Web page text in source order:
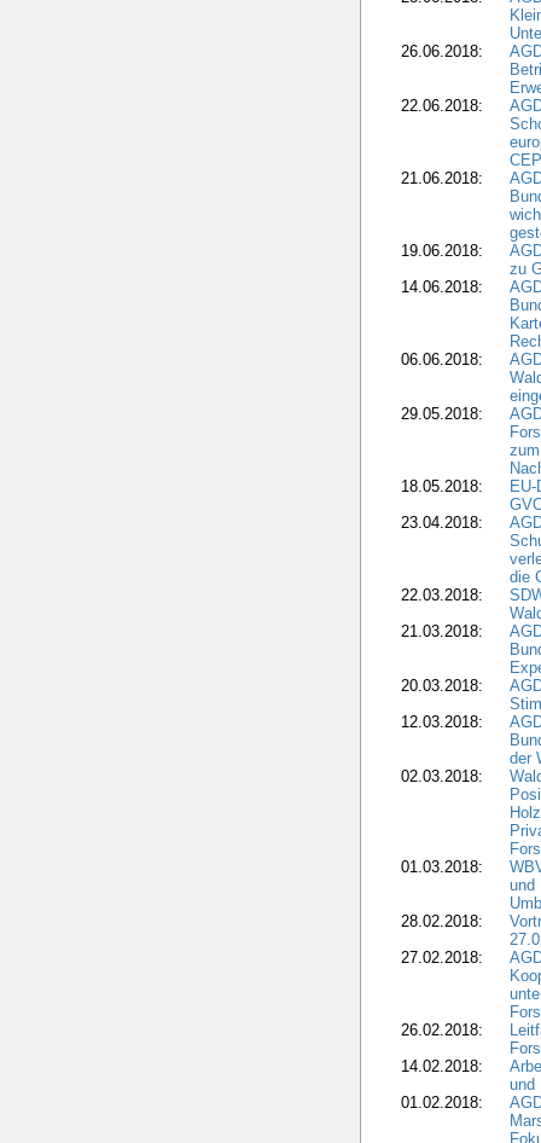
26.06.2018:
22.06.2018:
21.06.2018:
19.06.2018:
zu
14.06.2018:
06.06.2018:
29.05.2018:
18.05.2018:
23.04.2018:
die
22.03.2018:
21.03.2018:
20.03.2018:
12.03.2018:
der
02.03.2018:
01.03.2018:
und
28.02.2018:
27.02.2018:
26.02.2018:
14.02.2018:
und
01.02.2018: